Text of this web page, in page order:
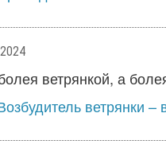
ветрянкой, а
ветрянки –